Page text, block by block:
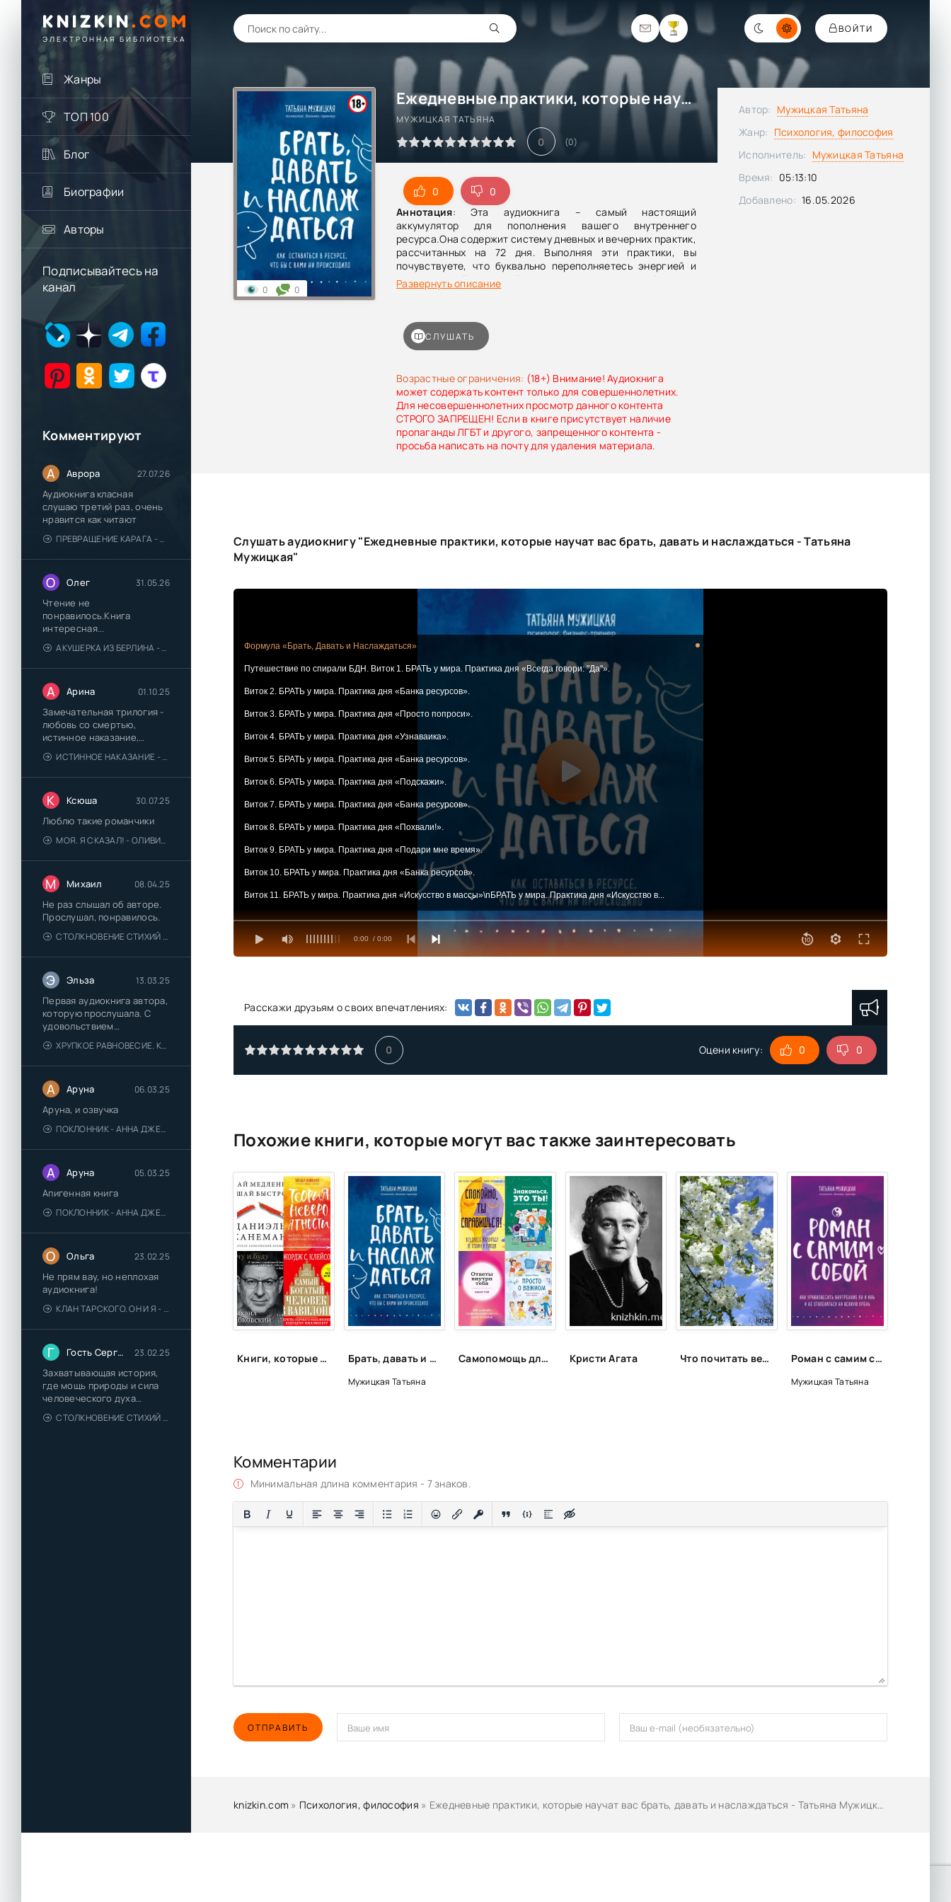
KNIZKIN. COM
ЭЛЕКТРОННАЯ БИБЛИОТЕКА
ВОЙТИ
Жанры
ТОП 100
Блог
Биографии
Авторы
Подписывайтесь на
канал
Комментируют
А Аврора 27.07.26
Аудиокнига класная
слушаю третий раз, очень
нравится как читают
ПРЕВРАЩЕНИЕ КАРАГА - КАТЯ БРАНДИС
О Олег 31.05.26
Чтение не
понравилось.Книга
интересная...
АКУШЕРКА ИЗ БЕРЛИНА - АННА СТЮАРТ
А Арина 01.10.25
Замечательная трилогия -
любовь со смертью,
истинное наказание,
любимая для монстра -
понравились
ИСТИННОЕ НАКАЗАНИЕ - ОЛЬГА ГУСЕЙНОВА
К Ксюша 30.07.25
Люблю такие романчики
МОЯ. Я СКАЗАЛ! - ОЛИВИЯ ЛЕЙК
М Михаил 08.04.25
Не раз слышал об авторе.
Прослушал, понравилось.
СТОЛКНОВЕНИЕ СТИХИЙ - ВАЛЕРИЙ ГУМИНСКИЙ
Э Эльза 13.03.25
Первая аудиокнига автора,
которую прослушала. С
удовольствием
познакомлюсь и с другими.
ХРУПКОЕ РАВНОВЕСИЕ. КНИГА 1 - АНА ШЕРРИ
А Аруна 06.03.25
Аруна, и озвучка
ПОКЛОННИК - АННА ДЖЕЙН
А Аруна 05.03.25
Апигенная книга
ПОКЛОННИК - АННА ДЖЕЙН
О Ольга 23.02.25
Не прям вау, но неплохая
аудиокнига!
КЛАН ТАРСКОГО. ОН И Я - ЕЛЕНА ТОДОРОВА (1)
Г Гость Сергей 23.02.25
Захватывающая история,
где мощь природы и сила
человеческого духа
сплетаются в напряжённый
и
СТОЛКНОВЕНИЕ СТИХИЙ - ВАЛЕРИЙ ГУМИНСКИЙ
Ежедневные практики, которые научат вас брать, давать и наслаждаться - Татьяна Мужицкая
МУЖИЦКАЯ ТАТЬЯНА
0 (0)
0
0
Аннотация: Эта аудиокнига – самый настоящий
аккумулятор для пополнения вашего внутреннего
ресурса.Она содержит систему дневных и вечерних практик,
рассчитанных на 72 дня. Выполняя эти практики, вы
почувствуете, что буквально переполняетесь энергией и
желанием действовать!В их эффективности уже убедились
7,5 тысяч участников онлайн-марафонов Татьяны Мужицкой
Развернуть описание
Возрастные ограничения: (18+) Внимание! Аудиокнига
может содержать контент только для совершеннолетних.
Для несовершеннолетних просмотр данного контента
СТРОГО ЗАПРЕЩЕН! Если в книге присутствует наличие
пропаганды ЛГБТ и другого, запрещенного контента -
просьба написать на почту для удаления материала.
0 0
СЛУШАТЬ
Автор: Мужицкая Татьяна
Жанр: Психология, философия
Исполнитель: Мужицкая Татьяна
Время: 05:13:10
Добавлено: 16.05.2026
Слушать аудиокнигу "Ежедневные практики, которые научат вас брать, давать и наслаждаться - Татьяна
Мужицкая"
0:00 / 0:00
Формула «Брать, Давать и Наслаждаться»
Путешествие по спирали БДН. Виток 1. БРАТЬ у мира. Практика дня «Всегда говори: "Да"».
Виток 2. БРАТЬ у мира. Практика дня «Банка ресурсов».
Виток 3. БРАТЬ у мира. Практика дня «Просто попроси».
Виток 4. БРАТЬ у мира. Практика дня «Узнаваика».
Виток 5. БРАТЬ у мира. Практика дня «Банка ресурсов».
Виток 6. БРАТЬ у мира. Практика дня «Подскажи».
Виток 7. БРАТЬ у мира. Практика дня «Банка ресурсов».
Виток 8. БРАТЬ у мира. Практика дня «Похвали!».
Виток 9. БРАТЬ у мира. Практика дня «Подари мне время».
Виток 10. БРАТЬ у мира. Практика дня «Банка ресурсов».
Виток 11. БРАТЬ у мира. Практика дня «Искусство в массы»\nБРАТЬ у мира. Практика дня «Искусство в...
Виток 12. БРАТЬ извне. Практика дня «Всегда говори: "Да"».
Вместо заключения
Расскажи друзьям о своих впечатлениях:
0 Оцени книгу: 0 0
Похожие книги, которые могут вас также заинтересовать
Книги, которые подарят энергию Брать, давать и наслаждаться. Как оставаться в ресурсе, что бы с вами ни происходило - Татьяна Мужицкая
Мужицкая Татьяна
Самопомощь для самых маленьких Кристи Агата Что почитать весной? Роман с самим собой. Как уравновесить внутренние ян и инь и не отвлекаться на всякую хрень - Татьяна Мужицкая
Мужицкая Татьяна
Комментарии
Минимальная длина комментария - 7 знаков.
ОТПРАВИТЬ
knizkin.com » Психология, философия » Ежедневные практики, которые научат вас брать, давать и наслаждаться - Татьяна Мужицкая